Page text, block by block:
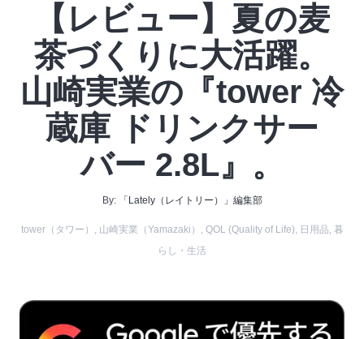
【レビュー】夏の麦
茶づくりに大活躍。
山崎実業の『tower 冷
蔵庫 ドリンクサー
バー 2.8L』。
By: 「Lately（レイトリー）」編集部
tower（タワー） , 山崎実業（Yamazaki） , QOL (Quality of Life), 日用品, 暮
らし・生活